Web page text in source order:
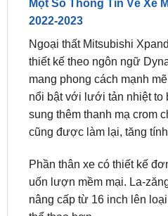
Ngoại thất Mitsubishi
thiết kế theo ngôn ngữ
mang phong cách mạnh
nổi bật với lưới tản nhiệt to
sung thêm thanh mạ crom
cũng được làm lại, tăng
Phần thân xe có thiết kế
nâng cấp từ 16 inch lên
thể thao hơn.
Phần đuôi xe được thiết kế